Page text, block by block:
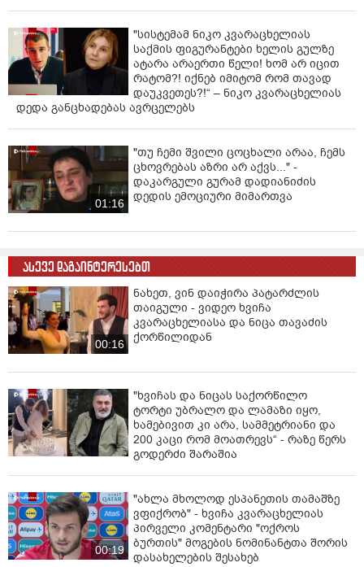
"სისტემამ ნიკო კვარაცხელიას
საქმის ფიგურანტები ხელის გულზე
ატარა არაერთი წელი! ხომ არ იცით
რატომ?! იქნებ იმიტომ რომ თავად
დაუკვეთეს?!“ – ნიკო კვარაცხელიას
დედა განცხადებას ავრცელებს
01:16
"თუ ჩემი შვილი ცოცხალი არაა, ჩემს
ცხოვრებას აზრი არ აქვს..." -
დაკარგული გურამ დადიანიძის
დედის ემოციური მიმართვა
ასევე დაგაინტერესებთ
00:16
ნახეთ, ვინ დაიჭირა პატარძლის
თაიგული - ვიდეო ხვიჩა
კვარაცხელიასა და ნიცა თავაძის
ქორწილიდან
"ხვიჩას და ნიცას საქორწილო
ტორტი უბრალო და ლამაზი იყო,
ხამებივით კი არა, სამმეტრიანი და
200 კაცი რომ მოათრევს“ - რაზე წერს
გოდერძი შარაშია
00:19
"ახლა მხოლოდ ესპანეთის თამაშზე
ვფიქრობ" - ხვიჩა კვარაცხელიას
პირველი კომენტარი "ოქროს
ბურთის" მოგების ნომინანტთა შორის
დასახელების შესახებ